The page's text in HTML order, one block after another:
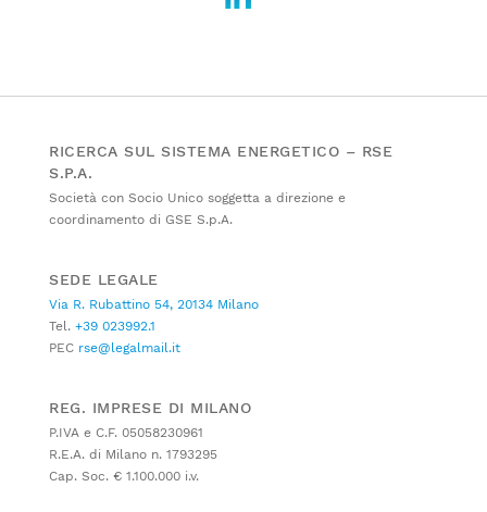
RICERCA SUL SISTEMA ENERGETICO – RSE
S.P.A.
Società con Socio Unico soggetta a direzione e
coordinamento di GSE S.p.A.
SEDE LEGALE
Via R. Rubattino 54, 20134 Milano
Tel. +39 023992.1
PEC rse@legalmail.it
REG. IMPRESE DI MILANO
P.IVA e C.F. 05058230961
R.E.A. di Milano n. 1793295
Cap. Soc. € 1.100.000 i.v.